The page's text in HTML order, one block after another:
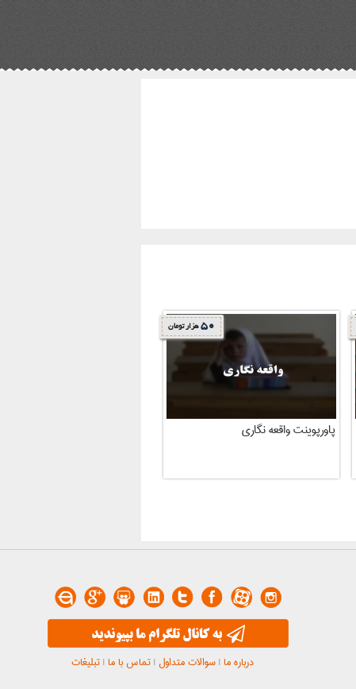
پاورپوینت واقعه نگاری
50 هزار تومان
درباره ما|سوالات متداول |تماس با ما|تبلیغات